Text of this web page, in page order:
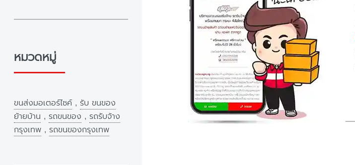
หมวดหมู่
ขนส่งมอเตอร์ไซค์ , รับ ขนของ
ย้ายบ้าน , รถขนของ , รถรับจ้าง
กรุงเทพ , รถขนของกรุงเทพ